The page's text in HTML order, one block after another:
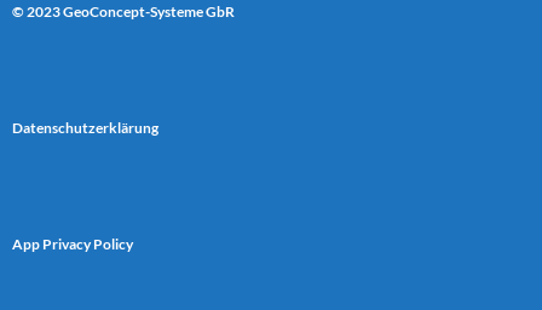
© 2023 GeoConcept-Systeme GbR
Datenschutzerklärung
App Privacy Policy